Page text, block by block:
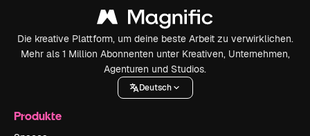
Die kreative Plattform, um deine beste Arbeit zu verwirklichen.
Mehr als 1 Million Abonnenten unter Kreativen, Unternehmen,
Agenturen und Studios.
Deutsch
Produkte